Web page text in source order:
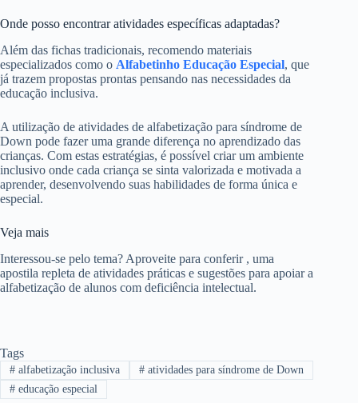
Onde posso encontrar atividades específicas adaptadas?
Além das fichas tradicionais, recomendo materiais
especializados como o Alfabetinho Educação Especial, que
já trazem propostas prontas pensando nas necessidades da
educação inclusiva.
A utilização de atividades de alfabetização para síndrome de
Down pode fazer uma grande diferença no aprendizado das
crianças. Com estas estratégias, é possível criar um ambiente
inclusivo onde cada criança se sinta valorizada e motivada a
aprender, desenvolvendo suas habilidades de forma única e
especial.
Veja mais
Interessou-se pelo tema? Aproveite para conferir , uma
apostila repleta de atividades práticas e sugestões para apoiar a
alfabetização de alunos com deficiência intelectual.
Tags
#alfabetização inclusiva #atividades para síndrome de Down
#educação especial